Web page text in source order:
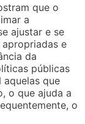
que o
a
ajustar e se
e
da
públicas
aquelas que
o que ajuda a
o